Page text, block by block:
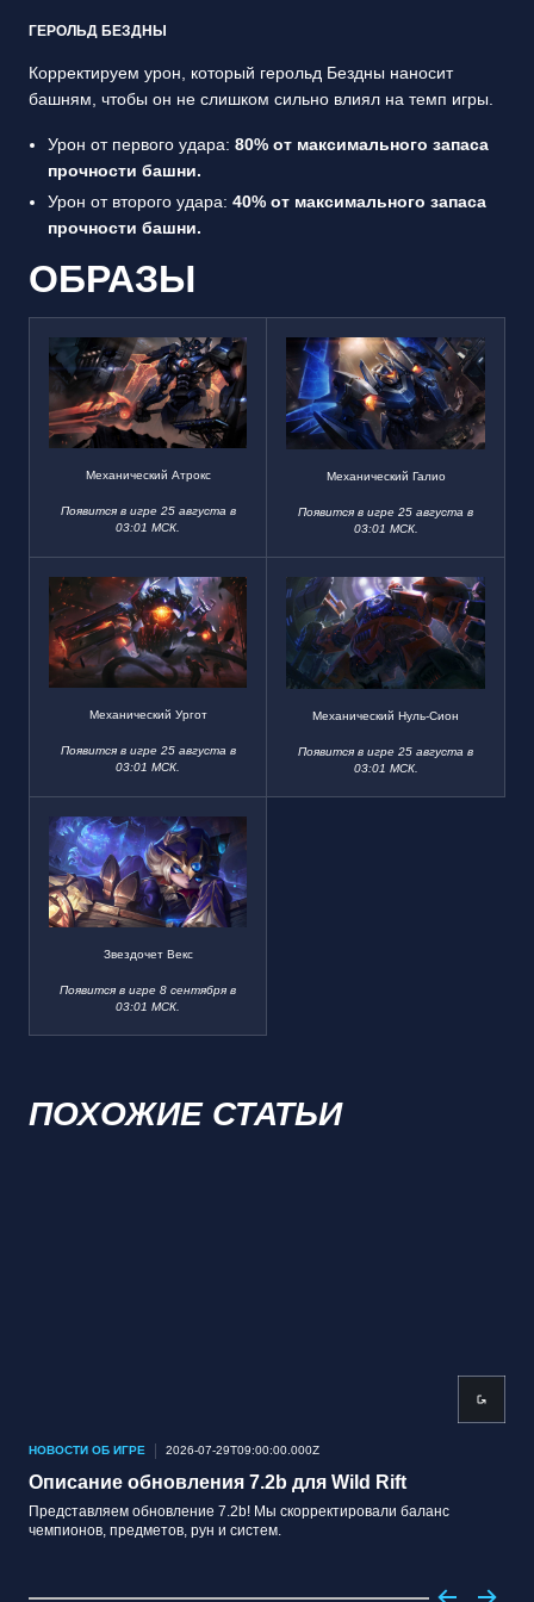
ГЕРОЛЬД БЕЗДНЫ
Корректируем урон, который герольд Бездны наносит
башням, чтобы он не слишком сильно влиял на темп игры.
Урон от первого удара: 80% от максимального запаса
прочности башни.
Урон от второго удара: 40% от максимального запаса
прочности башни.
ОБРАЗЫ
Механический Атрокс
Появится в игре 25 августа в
03:01 МСК.
Механический Галио
Появится в игре 25 августа в
03:01 МСК.
Механический Ургот
Появится в игре 25 августа в
03:01 МСК.
Механический Нуль-Сион
Появится в игре 25 августа в
03:01 МСК.
Звездочет Векс
Появится в игре 8 сентября в
03:01 МСК.
ПОХОЖИЕ СТАТЬИ
НОВОСТИ ОБ ИГРЕ 2026-07-29T09:00:00.000Z
Описание обновления 7.2b для Wild Rift
Представляем обновление 7.2b! Мы скорректировали баланс
чемпионов, предметов, рун и систем.